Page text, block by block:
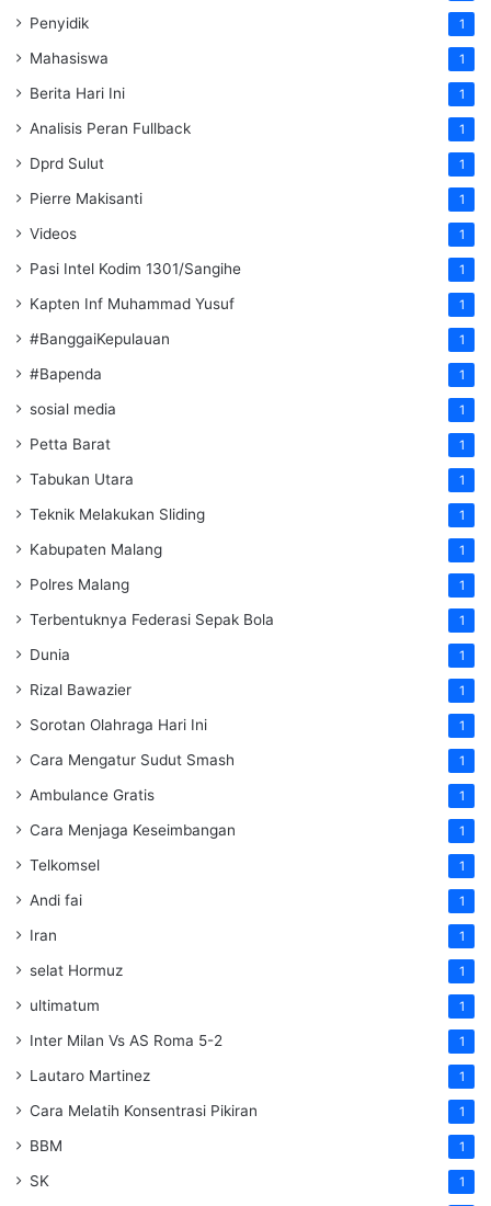
Penyidik 1
Mahasiswa 1
Berita Hari Ini 1
Analisis Peran Fullback 1
Dprd Sulut 1
Pierre Makisanti 1
Videos 1
Pasi Intel Kodim 1301/Sangihe 1
Kapten Inf Muhammad Yusuf 1
#BanggaiKepulauan 1
#Bapenda 1
sosial media 1
Petta Barat 1
Tabukan Utara 1
Teknik Melakukan Sliding 1
Kabupaten Malang 1
Polres Malang 1
Terbentuknya Federasi Sepak Bola 1
Dunia 1
Rizal Bawazier 1
Sorotan Olahraga Hari Ini 1
Cara Mengatur Sudut Smash 1
Ambulance Gratis 1
Cara Menjaga Keseimbangan 1
Telkomsel 1
Andi fai 1
Iran 1
selat Hormuz 1
ultimatum 1
Inter Milan Vs AS Roma 5-2 1
Lautaro Martinez 1
Cara Melatih Konsentrasi Pikiran 1
BBM 1
SK 1